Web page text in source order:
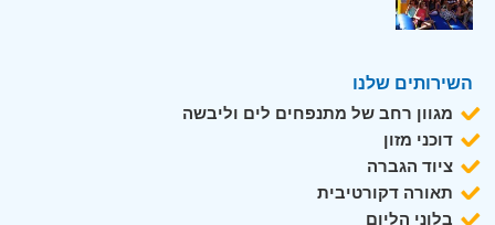
השירותים שלנו
מגוון רחב של מתנפחים לים וליבשה
דוכני מזון
ציוד הגברה
תאורה דקורטיבית
בלוני הליום